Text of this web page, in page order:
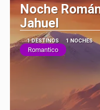
Noche
Jahuel
1 DESTINOS 1 NOCHES
Romantico